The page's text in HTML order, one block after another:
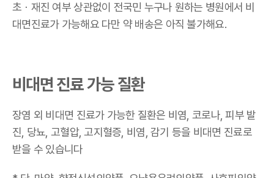
초 ㆍ재진 여부 상관없이 전국민 누구나 원하는 병원에서 비
대면진료가 가능해요다만 약 배송은 아직 불가해요.
비대면 진료 가능 질환
장염 외 비대면 진료가 가능한 질환은 비염, 코로나, 피부 발
진, 당뇨, 고혈압, 고지혈증, 비염, 감기 등을 비대면 진료로
받을 수 있습니다